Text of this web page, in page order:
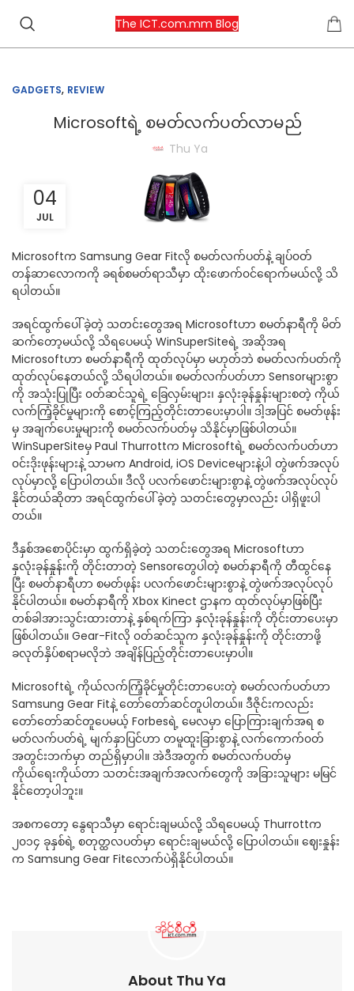
The ICT.com.mm Blog
GADGETS, REVIEW
Microsoftရဲ့ စမတ်လက်ပတ်လာမည်
Thu Ya
04
JUL
Microsoftက Samsung Gear Fitလို စမတ်လက်ပတ်နဲ့ ချပ်၀တ်
တန်ဆာလောကကို ခရစ်စမတ်ရာသီမှာ ထိုးဖောက်၀င်ရောက်မယ်လို့ သိ
ရပါတယ်။
အရင်ထွက်ပေါ်ခဲ့တဲ့ သတင်းတွေအရ Microsoftဟာ စမတ်နာရီကို မိတ်
ဆက်တော့မယ်လို့ သိရပေမယ့် WinSuperSiteရဲ့ အဆိုအရ
Microsoftဟာ စမတ်နာရီကို ထုတ်လုပ်မှာ မဟုတ်ဘဲ စမတ်လက်ပတ်ကို
ထုတ်လုပ်နေတယ်လို့ သိရပါတယ်။ စမတ်လက်ပတ်ဟာ Sensorများစွာ
ကို အသုံးပြုပြီး ၀တ်ဆင်သူရဲ့ ခြေလှမ်းများ၊ နှလုံးခုန်နှုန်းများစတဲ့ ကိုယ်
လက်ကြံ့ခိုင်မှုများကို စောင့်ကြည့်တိုင်းတာပေးမှာပါ။ ဒါ့အပြင် စမတ်ဖုန်း
မှ အချက်ပေးမှုများကို စမတ်လက်ပတ်မှ သိနိုင်မှာဖြစ်ပါတယ်။
WinSuperSiteမှ Paul Thurrottက Microsoftရဲ့ စမတ်လက်ပတ်ဟာ
၀င်းဒိုးဖုန်းများနဲ့ သာမက Android, iOS Deviceများနဲ့ပါ တွဲဖက်အလုပ်
လုပ်မှာလို့ ပြောပါတယ်။ ဒီလို ပလက်ဖောင်းများစွာနဲ့ တွဲဖက်အလုပ်လုပ်
နိုင်တယ်ဆိုတာ အရင်ထွက်ပေါ်ခဲ့တဲ့ သတင်းတွေမှာလည်း ပါရှိဖူးပါ
တယ်။
ဒီနှစ်အစောပိုင်းမှာ ထွက်ရှိခဲ့တဲ့ သတင်းတွေအရ Microsoftဟာ
နှလုံးခုန်နှုန်းကို တိုင်းတာတဲ့ Sensorတွေပါတဲ့ စမတ်နာရီကို တီထွင်နေ
ပြီး စမတ်နာရီဟာ စမတ်ဖုန်း ပလက်ဖောင်းများစွာနဲ့ တွဲဖက်အလုပ်လုပ်
နိုင်ပါတယ်။ စမတ်နာရီကို Xbox Kinect ဌာနက ထုတ်လုပ်မှာဖြစ်ပြီး
တစ်ခါအားသွင်းထားတာနဲ့ နှစ်ရက်ကြာ နှလုံးခုန်နှုန်းကို တိုင်းတာပေးမှာ
ဖြစ်ပါတယ်။ Gear-Fitလို ၀တ်ဆင်သူက နှလုံးခုန်နှုန်းကို တိုင်းတာဖို့
ခလုတ်နှိပ်စရာမလိုဘဲ အချိန်ပြည့်တိုင်းတာပေးမှာပါ။
Microsoftရဲ့ ကိုယ်လက်ကြံ့ခိုင်မှုတိုင်းတာပေးတဲ့ စမတ်လက်ပတ်ဟာ
Samsung Gear Fitနဲ့ တော်တော်ဆင်တူပါတယ်။ ဒီဇိုင်းကလည်း
တော်တော်ဆင်တူပေမယ့် Forbesရဲ့ မေလမှာ ပြောကြားချက်အရ စ
မတ်လက်ပတ်ရဲ့ မျက်နှာပြင်ဟာ တမူထူးခြားစွာနဲ့ လက်ကောက်၀တ်
အတွင်းဘက်မှာ တည်ရှိမှာပါ။ အဲဒီအတွက် စမတ်လက်ပတ်မှ
ကိုယ်ရေးကိုယ်တာ သတင်းအချက်အလက်တွေကို အခြားသူများ မမြင်
နိုင်တော့ပါဘူး။
အစကတော့ နွေရာသီမှာ ရောင်းချမယ်လို့ သိရပေမယ့် Thurrottက
၂၀၁၄ ခုနှစ်ရဲ့ စတုတ္ထလပတ်မှာ ရောင်းချမယ်လို့ ပြောပါတယ်။ ဈေးနှုန်း
က Samsung Gear Fitလောက်ပဲရှိနိုင်ပါတယ်။
About Thu Ya